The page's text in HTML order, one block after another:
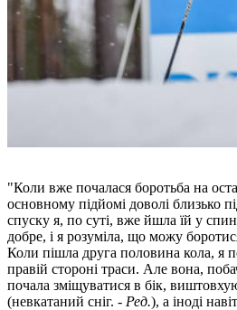
"Коли вже почалася боротьба на
основному підйомі доволі близько
спуску я, по суті, вже йшла їй у
добре, і я розуміла, що можу
Коли пішла друга половина кола, я
правій стороні траси. Але вона,
почала зміщуватися в бік,
(невкатаний сніг. - Ред.), а іноді